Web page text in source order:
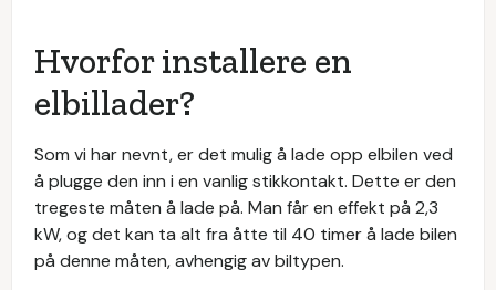
Hvorfor installere en
elbillader?
Som vi har nevnt, er det mulig å lade opp elbilen ved
å plugge den inn i en vanlig stikkontakt. Dette er den
tregeste måten å lade på. Man får en effekt på 2,3
kW, og det kan ta alt fra åtte til 40 timer å lade bilen
på denne måten, avhengig av biltypen.